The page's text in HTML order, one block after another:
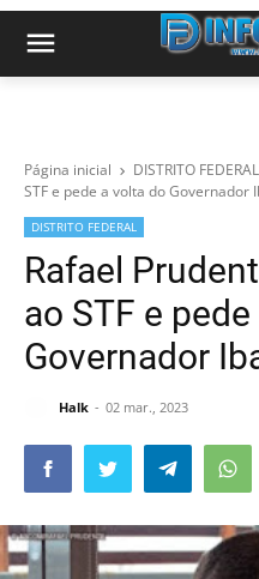
Página inicial DISTRITO FEDERAL
STF e pede a volta do Governador
DISTRITO FEDERAL
Rafael
ao STF e
Governador
Halk 02 mar., 2023